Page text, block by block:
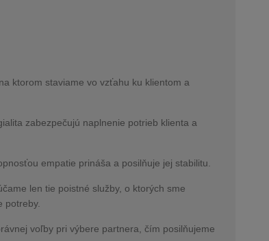
ktorom staviame vo vzťahu ku klientom a
zabezpečujú naplnenie potrieb klienta a
empatie prináša a posilňuje jej stabilitu.
len tie poistné služby, o ktorých sme
potreby.
voľby pri výbere partnera, čím posilňujeme